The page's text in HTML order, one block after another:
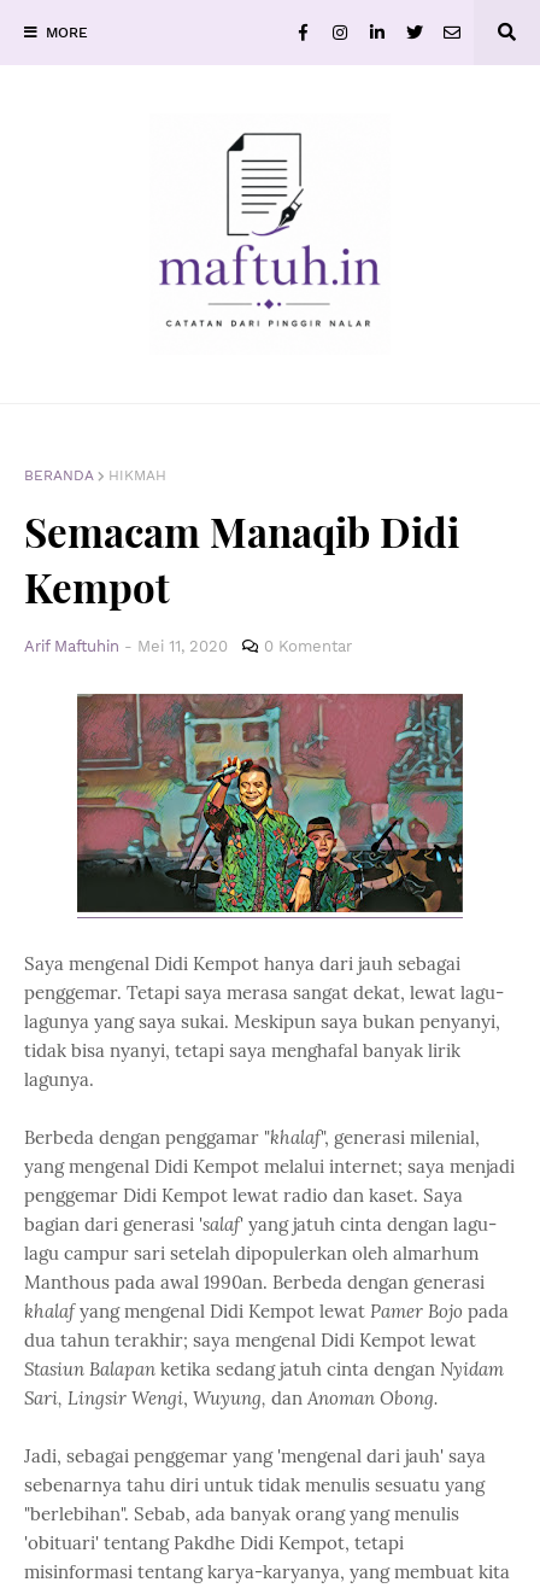
MORE
BERANDA HIKMAH
Semacam Manaqib Didi
Kempot
Arif Maftuhin - Mei 11, 2020 0 Komentar
Saya mengenal Didi Kempot hanya dari jauh sebagai
penggemar. Tetapi saya merasa sangat dekat, lewat lagu-
lagunya yang saya sukai. Meskipun saya bukan penyanyi,
tidak bisa nyanyi, tetapi saya menghafal banyak lirik
lagunya.
Berbeda dengan penggamar "khalaf", generasi milenial,
yang mengenal Didi Kempot melalui internet; saya menjadi
penggemar Didi Kempot lewat radio dan kaset. Saya
bagian dari generasi 'salaf' yang jatuh cinta dengan lagu-
lagu campur sari setelah dipopulerkan oleh almarhum
Manthous pada awal 1990an. Berbeda dengan generasi
khalafyang mengenal Didi Kempot lewat Pamer Bojo pada
dua tahun terakhir; saya mengenal Didi Kempot lewat
Stasiun Balapan ketika sedang jatuh cinta dengan Nyidam
Sari, Lingsir Wengi, Wuyung, dan Anoman Obong.
Jadi, sebagai penggemar yang 'mengenal dari jauh' saya
sebenarnya tahu diri untuk tidak menulis sesuatu yang
"berlebihan". Sebab, ada banyak orang yang menulis
'obituari' tentang Pakdhe Didi Kempot, tetapi
misinformasi tentang karya-karyanya, yang membuat kita